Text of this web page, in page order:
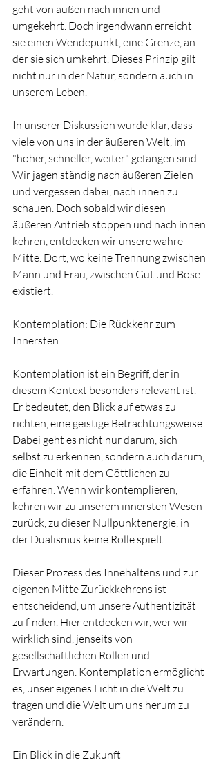
geht von außen nach innen und
umgekehrt. Doch irgendwann erreicht
sie einen Wendepunkt, eine Grenze, an
der sie sich umkehrt. Dieses Prinzip gilt
nicht nur in der Natur, sondern auch in
unserem Leben.
In unserer Diskussion wurde klar, dass
viele von uns in der äußeren Welt, im
"höher, schneller, weiter" gefangen sind.
Wir jagen ständig nach äußeren Zielen
und vergessen dabei, nach innen zu
schauen. Doch sobald wir diesen
äußeren Antrieb stoppen und nach innen
kehren, entdecken wir unsere wahre
Mitte. Dort, wo keine Trennung zwischen
Mann und Frau, zwischen Gut und Böse
existiert.
Kontemplation: Die Rückkehr zum
Innersten
Kontemplation ist ein Begriff, der in
diesem Kontext besonders relevant ist.
Er bedeutet, den Blick auf etwas zu
richten, eine geistige Betrachtungsweise.
Dabei geht es nicht nur darum, sich
selbst zu erkennen, sondern auch darum,
die Einheit mit dem Göttlichen zu
erfahren. Wenn wir kontemplieren,
kehren wir zu unserem innersten Wesen
zurück, zu dieser Nullpunktenergie, in
der Dualismus keine Rolle spielt.
Dieser Prozess des Innehaltens und zur
eigenen Mitte Zurückkehrens ist
entscheidend, um unsere Authentizität
zu finden. Hier entdecken wir, wer wir
wirklich sind, jenseits von
gesellschaftlichen Rollen und
Erwartungen. Kontemplation ermöglicht
es, unser eigenes Licht in die Welt zu
tragen und die Welt um uns herum zu
verändern.
Ein Blick in die Zukunft